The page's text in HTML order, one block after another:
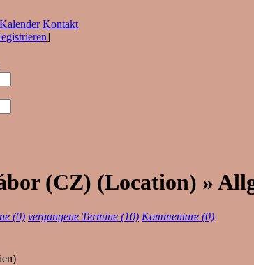
Kalender Kontakt
]
(CZ) (Location) »
(0) vergangene Termine (10) Kommentare (0)
)